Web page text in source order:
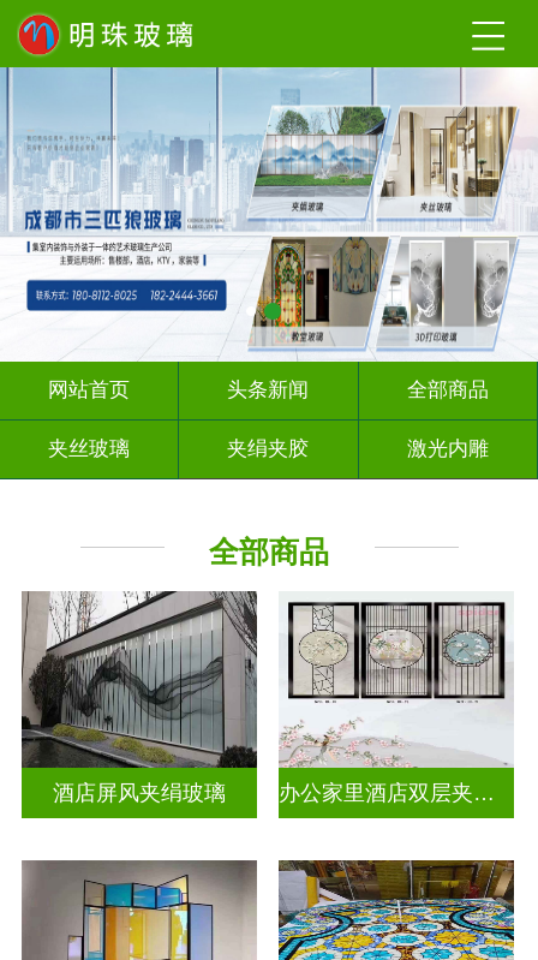
网站首页 头条新闻 全部商品
夹丝玻璃 夹绢夹胶 激光内雕
其它玻璃
全部商品
酒店屏风夹绢玻璃 办公家里酒店双层夹娟玻璃